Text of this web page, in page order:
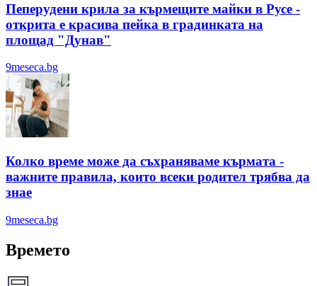
Пеперудени крила за кърмещите майки в Русе -
открита е красива пейка в градинката на
площад "Дунав"
9meseca.bg
Колко време може да съхраняваме кърмата -
важните правила, които всеки родител трябва да
знае
9meseca.bg
Времето